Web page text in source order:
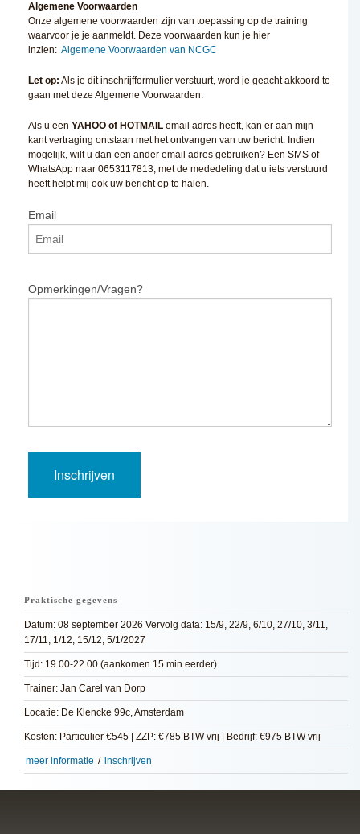
Algemene Voorwaarden
Onze algemene voorwaarden zijn van toepassing op de training
waarvoor je je aanmeldt. Deze voorwaarden kun je hier
inzien: Algemene Voorwaarden van NCGC
Let op: Als je dit inschrijfformulier verstuurt, word je geacht akkoord te
gaan met deze Algemene Voorwaarden.
Als u een YAHOO of HOTMAIL email adres heeft, kan er aan mijn
kant vertraging ontstaan met het ontvangen van uw bericht. Indien
mogelijk, wilt u dan een ander email adres gebruiken? Een SMS of
WhatsApp naar 0653117813, met de mededeling dat u iets verstuurd
heeft helpt mij ook uw bericht op te halen.
Email
Opmerkingen/Vragen?
Praktische gegevens
Datum: 08 september 2026 Vervolg data: 15/9, 22/9, 6/10, 27/10, 3/11,
17/11, 1/12, 15/12, 5/1/2027
Tijd: 19.00-22.00 (aankomen 15 min eerder)
Trainer: Jan Carel van Dorp
Locatie: De Klencke 99c, Amsterdam
Kosten: Particulier €545 | ZZP: €785 BTW vrij | Bedrijf: €975 BTW vrij
meer informatie / inschrijven